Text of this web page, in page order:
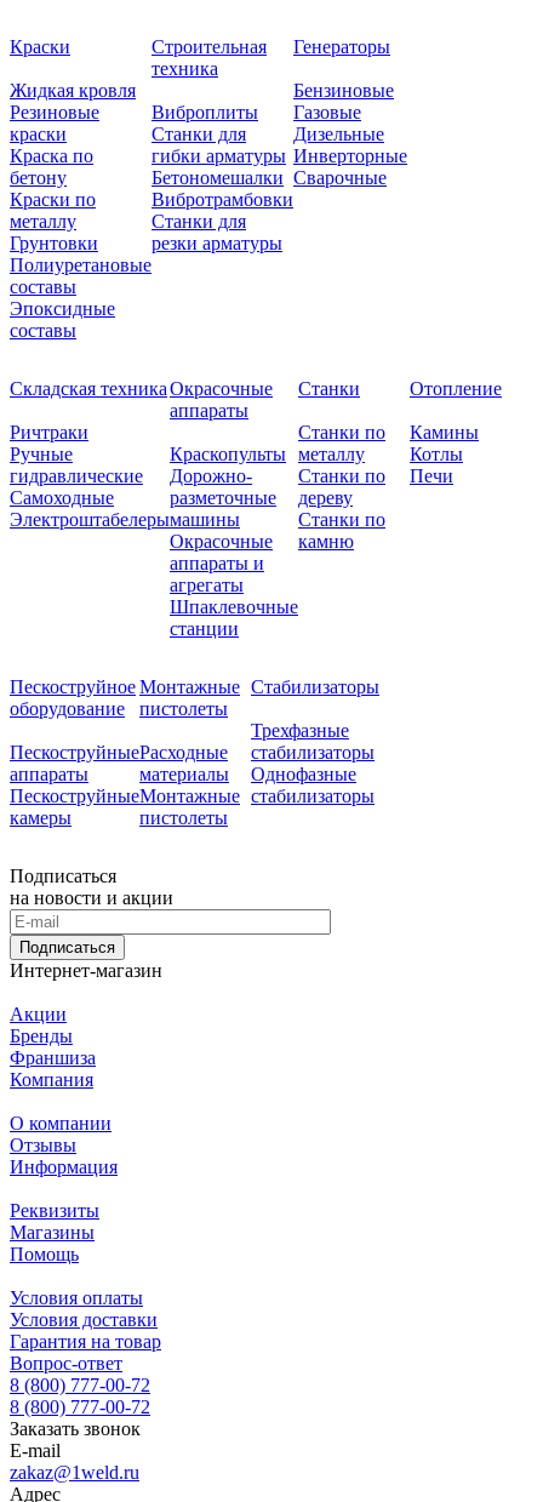
Краски
Жидкая кровля
Резиновые
краски
Краска по
бетону
Краски по
металлу
Грунтовки
Полиуретановые
составы
Эпоксидные
составы
Строительная
техника
Виброплиты
Станки для
гибки арматуры
Бетономешалки
Вибротрамбовки
Станки для
резки арматуры
Генераторы
Бензиновые
Газовые
Дизельные
Инверторные
Сварочные
Складская техника
Ричтраки
Ручные
гидравлические
Самоходные
Электроштабелеры
Окрасочные
аппараты
Краскопульты
Дорожно-
разметочные
машины
Окрасочные
аппараты и
агрегаты
Шпаклевочные
станции
Станки
Станки по
металлу
Станки по
дереву
Станки по
камню
Отопление
Камины
Котлы
Печи
Пескоструйное
оборудование
Пескоструйные
аппараты
Пескоструйные
камеры
Монтажные
пистолеты
Расходные
материалы
Монтажные
пистолеты
Стабилизаторы
Трехфазные
стабилизаторы
Однофазные
стабилизаторы
Подписаться
на новости и акции
Подписаться
Интернет-магазин
Акции
Бренды
Франшиза
Компания
О компании
Отзывы
Информация
Реквизиты
Магазины
Помощь
Условия оплаты
Условия доставки
Гарантия на товар
Вопрос-ответ
8 (800) 777-00-72
8 (800) 777-00-72
Заказать звонок
E-mail
zakaz@1weld.ru
Адрес